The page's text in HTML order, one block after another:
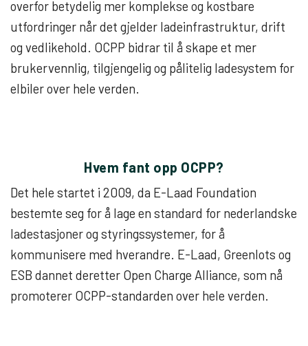
overfor betydelig mer komplekse og kostbare
utfordringer når det gjelder ladeinfrastruktur, drift
og vedlikehold. OCPP bidrar til å skape et mer
brukervennlig, tilgjengelig og pålitelig ladesystem for
elbiler over hele verden.
Hvem fant opp OCPP?
Det hele startet i 2009, da E-Laad Foundation
bestemte seg for å lage en standard for nederlandske
ladestasjoner og styringssystemer, for å
kommunisere med hverandre. E-Laad, Greenlots og
ESB dannet deretter Open Charge Alliance, som nå
promoterer OCPP-standarden over hele verden.